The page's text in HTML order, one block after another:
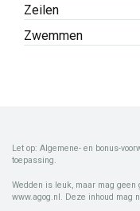
Zeilen
Zwemmen
Let op: Algemene- en bonus-
toepassing.
Wedden is leuk, maar mag geen
www.agog.nl. Deze inhoud mag